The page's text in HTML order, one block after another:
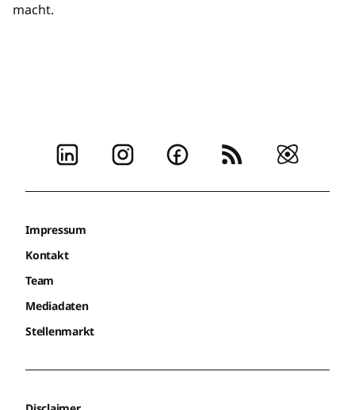
macht.
Impressum
Kontakt
Team
Mediadaten
Stellenmarkt